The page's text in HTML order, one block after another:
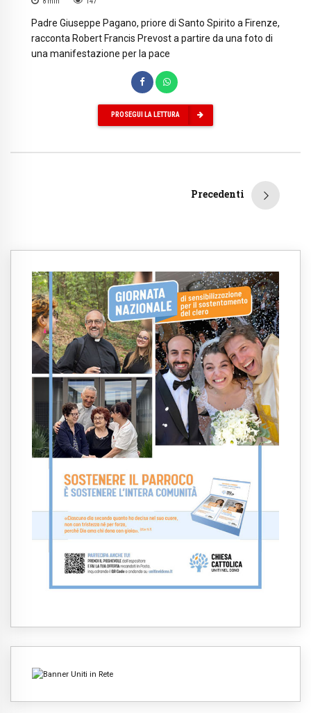
Padre Giuseppe Pagano, priore di Santo Spirito a Firenze,
racconta Robert Francis Prevost a partire da una foto di
una manifestazione per la pace
PROSEGUI LA LETTURA
Precedenti